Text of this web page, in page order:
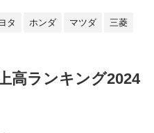
タ ホンダ マツダ 三菱
高ランキング2024